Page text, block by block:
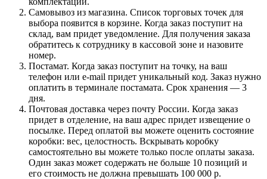
Самовывоз из магазина. Список торговых точек для
выбора появится в корзине. Когда заказ поступит на
склад, вам придет уведомление. Для получения заказа
обратитесь к сотруднику в кассовой зоне и назовите
номер.
Постамат. Когда заказ поступит на точку, на ваш
телефон или e-mail придет уникальный код. Заказ нужно
оплатить в терминале постамата. Срок хранения — 3
дня.
Почтовая доставка через почту России. Когда заказ
придет в отделение, на ваш адрес придет извещение о
посылке. Перед оплатой вы можете оценить состояние
коробки: вес, целостность. Вскрывать коробку
самостоятельно вы можете только после оплаты заказа.
Один заказ может содержать не больше 10 позиций и
его стоимость не должна превышать 100 000 р.